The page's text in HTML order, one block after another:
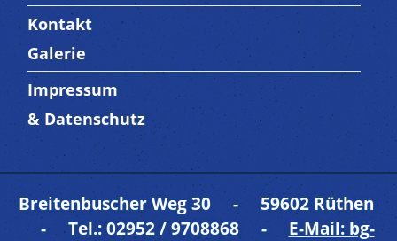
Trenner4
Kontakt
Galerie
Trenner 5
Impressum
& Datenschutz
Breitenbuscher Weg 30 - 59602 Rüthen
- Tel.: 02952 / 9708868 - E-Mail: bg-